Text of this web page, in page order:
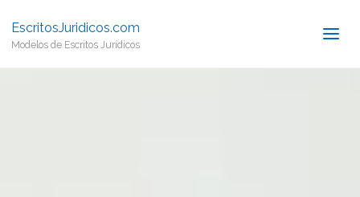
EscritosJuridicos.com
Modelos de Escritos Jurídicos